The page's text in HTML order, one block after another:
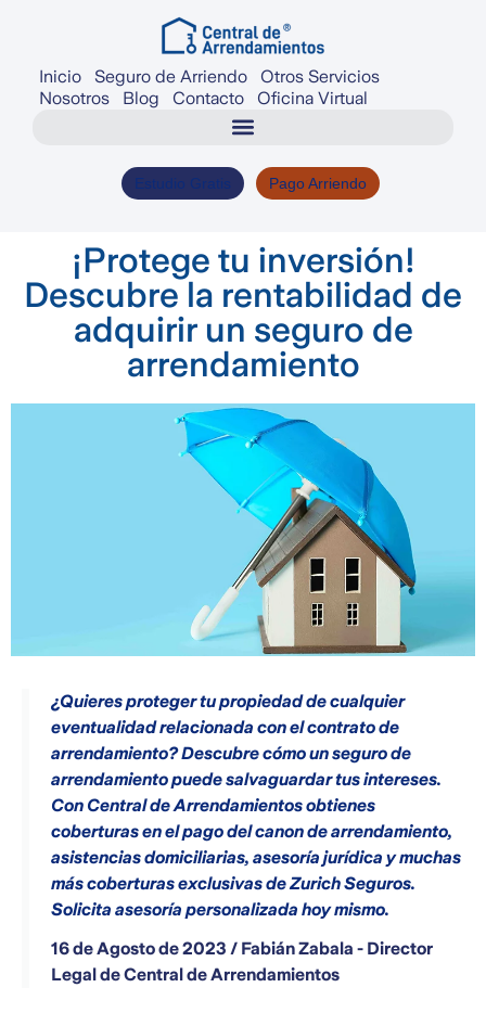
Inicio Seguro de Arriendo
Otros Servicios
Nosotros
Blog Contacto Oficina Virtual
Estudio Gratis Pago Arriendo
¡Protege tu inversión!
Descubre la rentabilidad de
adquirir un seguro de
arrendamiento
¿Quieres proteger tu propiedad de cualquier
eventualidad relacionada con el contrato de
arrendamiento? Descubre cómo un seguro de
arrendamiento puede salvaguardar tus intereses.
Con Central de Arrendamientos obtienes
coberturas en el pago del canon de arrendamiento,
asistencias domiciliarias, asesoría jurídica y muchas
más coberturas exclusivas de Zurich Seguros.
Solicita asesoría personalizada hoy mismo.
16 de Agosto de 2023 / Fabián Zabala - Director
Legal de Central de Arrendamientos